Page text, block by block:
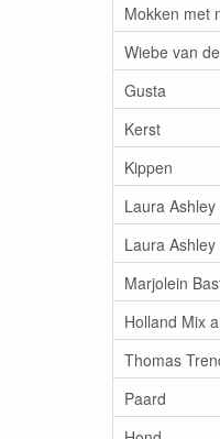
Mokken met
Wiebe van
Gusta
Kerst
Kippen
Laura
Laura
Marjolein
Holland Mix
Thomas
Paard